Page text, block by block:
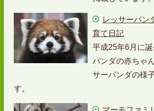
レッサーパ
育て日記
平成25年6月に
パンダの赤ちゃ
サーパンダの様
す。